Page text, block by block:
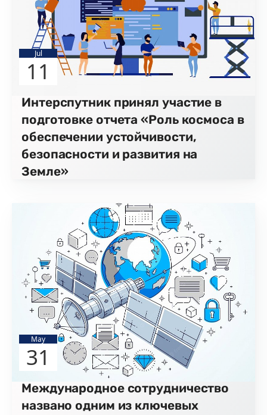
Jul
11
Интерспутник принял участие в
подготовке отчета «Роль космоса в
обеспечении устойчивости,
безопасности и развития на
Земле»
May
31
Международное сотрудничество
названо одним из ключевых